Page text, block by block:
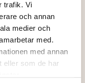
trafik. Vi
och annan
medier och
med.
med annan
eller som de har